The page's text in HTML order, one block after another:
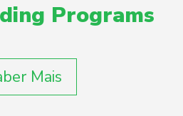
Programs
Mais